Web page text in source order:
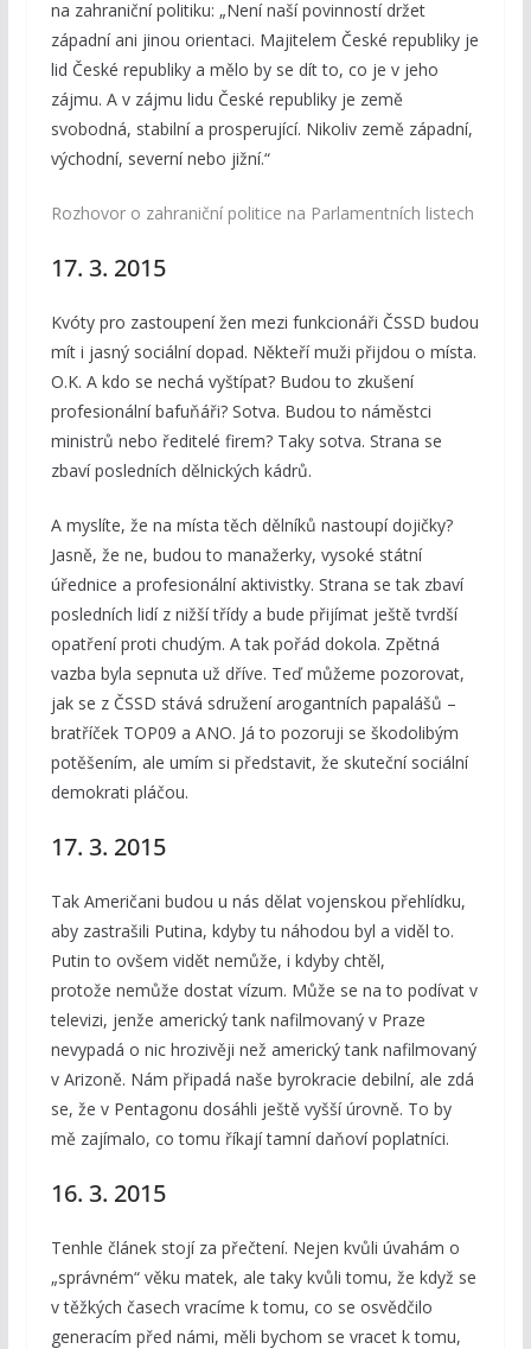
na zahraniční politiku: „Není naší povinností držet
západní ani jinou orientaci. Majitelem České republiky je
lid České republiky a mělo by se dít to, co je v jeho
zájmu. A v zájmu lidu České republiky je země
svobodná, stabilní a prosperující. Nikoliv země západní,
východní, severní nebo jižní.“
Rozhovor o zahraniční politice na Parlamentních listech
17. 3. 2015
Kvóty pro zastoupení žen mezi funkcionáři ČSSD budou
mít i jasný sociální dopad. Někteří muži přijdou o místa.
O.K. A kdo se nechá vyštípat? Budou to zkušení
profesionální bafuňáři? Sotva. Budou to náměstci
ministrů nebo ředitelé firem? Taky sotva. Strana se
zbaví posledních dělnických kádrů.
A myslíte, že na místa těch dělníků nastoupí dojičky?
Jasně, že ne, budou to manažerky, vysoké státní
úřednice a profesionální aktivistky. Strana se tak zbaví
posledních lidí z nižší třídy a bude přijímat ještě tvrdší
opatření proti chudým. A tak pořád dokola. Zpětná
vazba byla sepnuta už dříve. Teď můžeme pozorovat,
jak se z ČSSD stává sdružení arogantních papalášů –
bratříček TOP09 a ANO. Já to pozoruji se škodolibým
potěšením, ale umím si představit, že skuteční sociální
demokrati pláčou.
17. 3. 2015
Tak Američani budou u nás dělat vojenskou přehlídku,
aby zastrašili Putina, kdyby tu náhodou byl a viděl to.
Putin to ovšem vidět nemůže, i kdyby chtěl,
protože nemůže dostat vízum. Může se na to podívat v
televizi, jenže americký tank nafilmovaný v Praze
nevypadá o nic hrozivěji než americký tank nafilmovaný
v Arizoně. Nám připadá naše byrokracie debilní, ale zdá
se, že v Pentagonu dosáhli ještě vyšší úrovně. To by
mě zajímalo, co tomu říkají tamní daňoví poplatníci.
16. 3. 2015
Tenhle článek stojí za přečtení. Nejen kvůli úvahám o
„správném“ věku matek, ale taky kvůli tomu, že když se
v těžkých časech vracíme k tomu, co se osvědčilo
generacím před námi, měli bychom se vracet k tomu,